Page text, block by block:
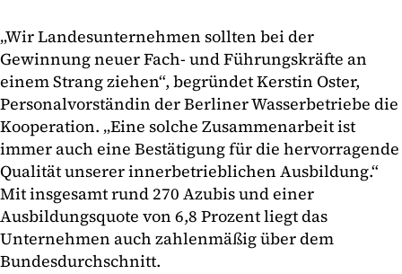
„Wir Landesunternehmen sollten bei der
Gewinnung neuer Fach- und Führungskräfte an
einem Strang ziehen“, begründet Kerstin Oster,
Personalvorständin der Berliner Wasserbetriebe die
Kooperation. „Eine solche Zusammenarbeit ist
immer auch eine Bestätigung für die hervorragende
Qualität unserer innerbetrieblichen Ausbildung.“
Mit insgesamt rund 270 Azubis und einer
Ausbildungsquote von 6,8 Prozent liegt das
Unternehmen auch zahlenmäßig über dem
Bundesdurchschnitt.